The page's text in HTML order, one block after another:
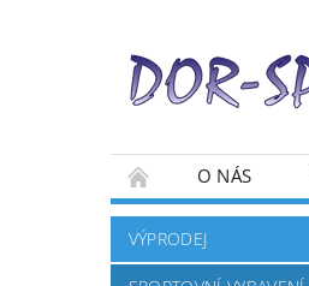
O NÁS
VÝPRODEJ